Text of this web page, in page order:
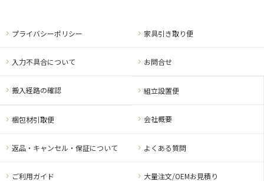
組立設置便
ご利用ガイド
会社概要
大量注文/OEMお見積り
よくある質問
梱包材引取便
返品・キャンセル・保証について
プライバシーポリシー 家具引き取り便
入力不具合について お問合せ
搬入経路の確認